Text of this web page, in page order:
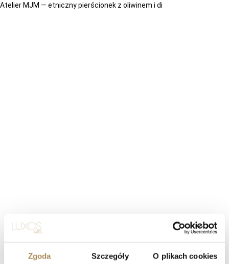
Zgoda Szczegóły O plikach cookies
Atelier MJM — etniczny pierścionek z oliwinem i di